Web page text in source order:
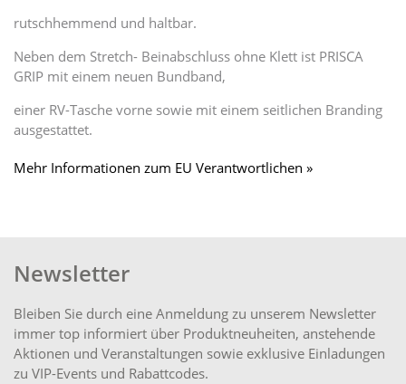
rutschhemmend und haltbar.
Neben dem Stretch- Beinabschluss ohne Klett ist PRISCA
GRIP mit einem neuen Bundband,
einer RV-Tasche vorne sowie mit einem seitlichen Branding
ausgestattet.
Mehr Informationen zum EU Verantwortlichen »
Newsletter
Bleiben Sie durch eine Anmeldung zu unserem Newsletter
immer top informiert über Produktneuheiten, anstehende
Aktionen und Veranstaltungen sowie exklusive Einladungen
zu VIP-Events und Rabattcodes.